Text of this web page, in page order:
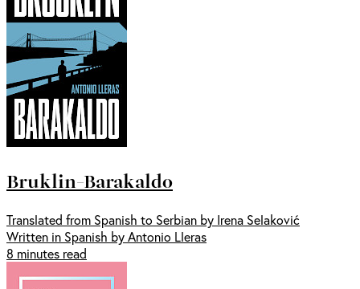
Bruklin-Barakaldo
Translated from Spanish to Serbian by Irena Selaković
Written in Spanish by Antonio Lleras
8 minutes read